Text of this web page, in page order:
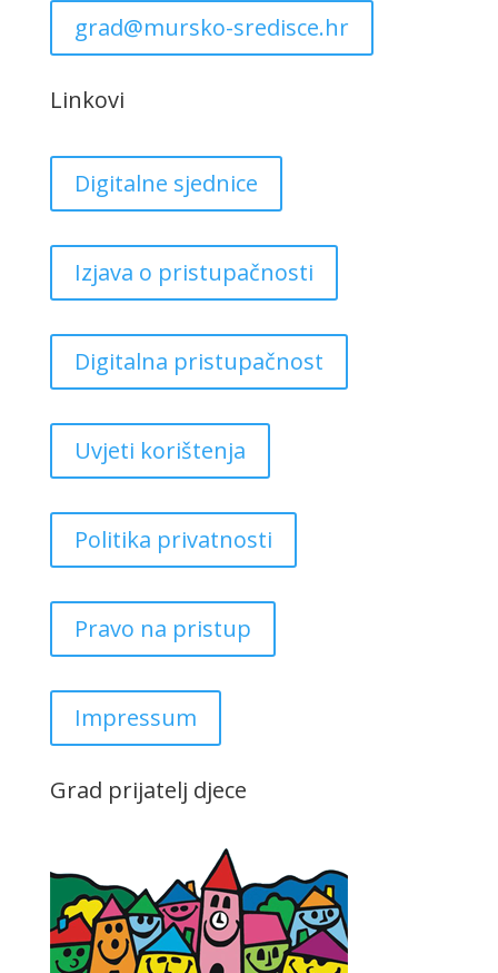
grad@mursko-sredisce.hr
Linkovi
Digitalne sjednice
Izjava o pristupačnosti
Digitalna pristupačnost
Uvjeti korištenja
Politika privatnosti
Pravo na pristup
Impressum
Grad prijatelj djece